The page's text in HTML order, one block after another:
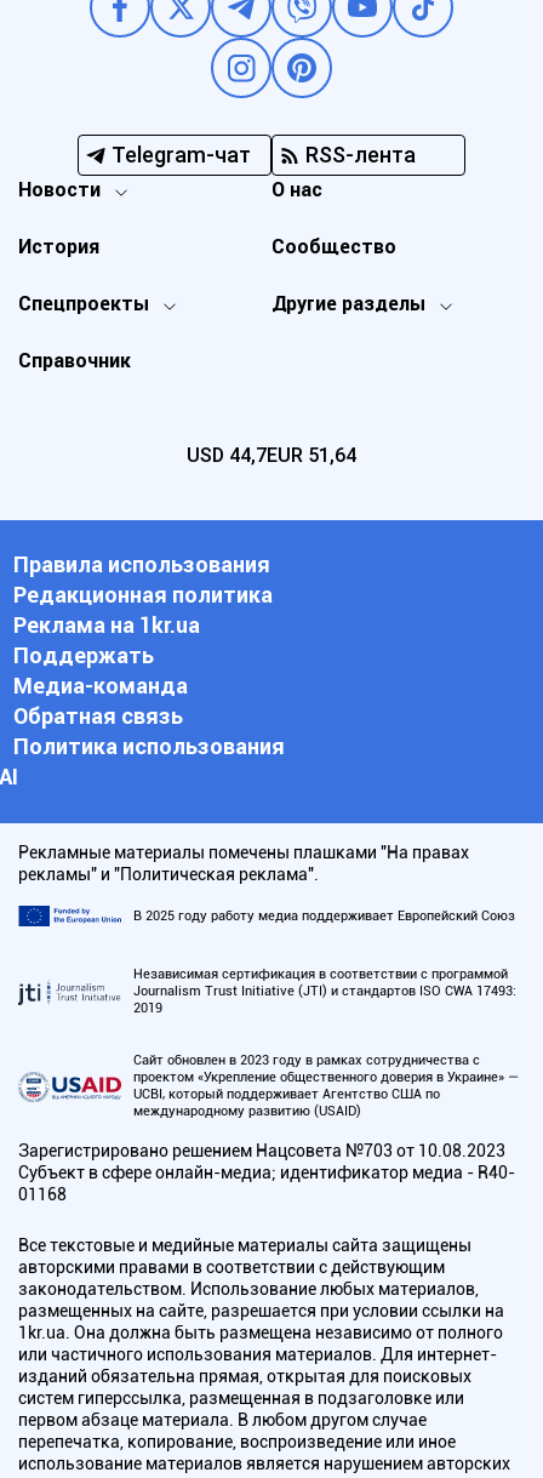
Telegram-чат RSS-лента
Новости
Спецпроекты Другие разделы
История
О нас
Справочник
Сообщество
USD 44,7EUR 51,64
Правила использования
Редакционная политика
Реклама на 1kr.ua
Поддержать
Медиа-команда
Обратная связь
Политика использования
АI
Рекламные материалы помечены плашками "На правах
рекламы" и "Политическая реклама".
В 2025 году работу медиа поддерживает Европейский Союз
Независимая сертификация в соответствии с программой
Journalism Trust Initiative (JTI) и стандартов ISO CWA 17493:
2019
Сайт обновлен в 2023 году в рамках сотрудничества с
проектом «Укрепление общественного доверия в Украине» —
UCBI, который поддерживает Агентство США по
международному развитию (USAID)
Зарегистрировано решением Нацсовета №703 от 10.08.2023
Субъект в сфере онлайн-медиа; идентификатор медиа - R40-
01168
Все текстовые и медийные материалы сайта защищены
авторскими правами в соответствии с действующим
законодательством. Использование любых материалов,
размещенных на сайте, разрешается при условии ссылки на
1kr.ua. Она должна быть размещена независимо от полного
или частичного использования материалов. Для интернет-
изданий обязательна прямая, открытая для поисковых
систем гиперссылка, размещенная в подзаголовке или
первом абзаце материала. В любом другом случае
перепечатка, копирование, воспроизведение или иное
использование материалов является нарушением авторских